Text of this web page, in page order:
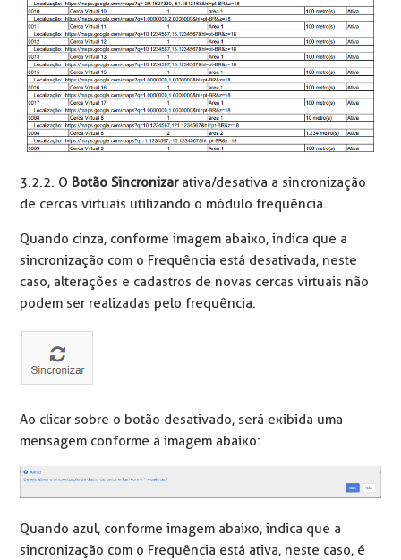
3.2.2. O Botão Sincronizarativa/desativa a sincronização
de cercas virtuais utilizando o módulo frequência.
Quando cinza, conforme imagem abaixo, indica que a
sincronização com o Frequência está desativada, neste
caso, alterações e cadastros de novas cercas virtuais não
podem ser realizadas pelo frequência.
Ao clicar sobre o botão desativado, será exibida uma
mensagem conforme a imagem abaixo:
Quando azul, conforme imagem abaixo, indica que a
sincronização com o Frequência está ativa, neste caso, é